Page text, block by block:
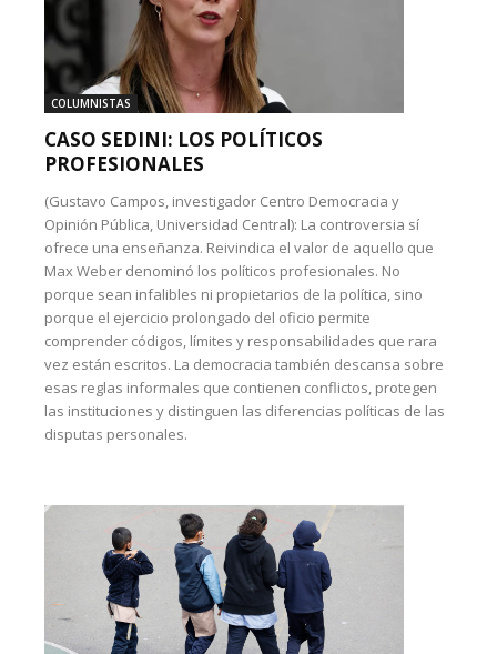
COLUMNISTAS
CASO SEDINI: LOS POLÍTICOS
PROFESIONALES
(Gustavo Campos, investigador Centro Democracia y
Opinión Pública, Universidad Central): La controversia sí
ofrece una enseñanza. Reivindica el valor de aquello que
Max Weber denominó los políticos profesionales. No
porque sean infalibles ni propietarios de la política, sino
porque el ejercicio prolongado del oficio permite
comprender códigos, límites y responsabilidades que rara
vez están escritos. La democracia también descansa sobre
esas reglas informales que contienen conflictos, protegen
las instituciones y distinguen las diferencias políticas de las
disputas personales.